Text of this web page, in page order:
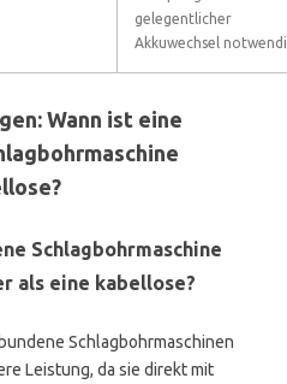
gelegentlicher
Akkuwechsel
Wann ist eine
Schlagbohrmaschine
als eine kabellose?
Schlagbohrmaschinen
Leistung, da sie direkt mit